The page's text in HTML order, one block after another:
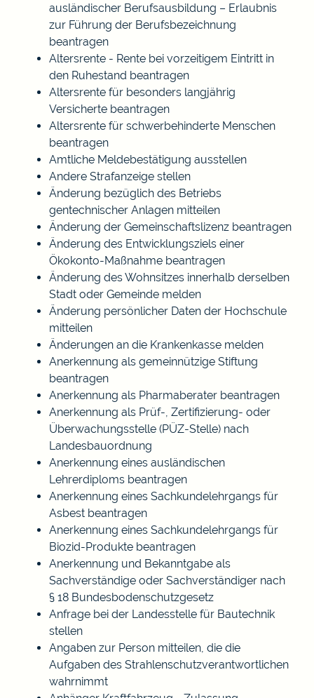
ausländischer Berufsausbildung – Erlaubnis
zur Führung der Berufsbezeichnung
beantragen
Altersrente - Rente bei vorzeitigem Eintritt in
den Ruhestand beantragen
Altersrente für besonders langjährig
Versicherte beantragen
Altersrente für schwerbehinderte Menschen
beantragen
Amtliche Meldebestätigung ausstellen
Andere Strafanzeige stellen
Änderung bezüglich des Betriebs
gentechnischer Anlagen mitteilen
Änderung der Gemeinschaftslizenz beantragen
Änderung des Entwicklungsziels einer
Ökokonto-Maßnahme beantragen
Änderung des Wohnsitzes innerhalb derselben
Stadt oder Gemeinde melden
Änderung persönlicher Daten der Hochschule
mitteilen
Änderungen an die Krankenkasse melden
Anerkennung als gemeinnützige Stiftung
beantragen
Anerkennung als Pharmaberater beantragen
Anerkennung als Prüf-, Zertifizierung- oder
Überwachungsstelle (PÜZ-Stelle) nach
Landesbauordnung
Anerkennung eines ausländischen
Lehrerdiploms beantragen
Anerkennung eines Sachkundelehrgangs für
Asbest beantragen
Anerkennung eines Sachkundelehrgangs für
Biozid-Produkte beantragen
Anerkennung und Bekanntgabe als
Sachverständige oder Sachverständiger nach
§ 18 Bundesbodenschutzgesetz
Anfrage bei der Landesstelle für Bautechnik
stellen
Angaben zur Person mitteilen, die die
Aufgaben des Strahlenschutzverantwortlichen
wahrnimmt